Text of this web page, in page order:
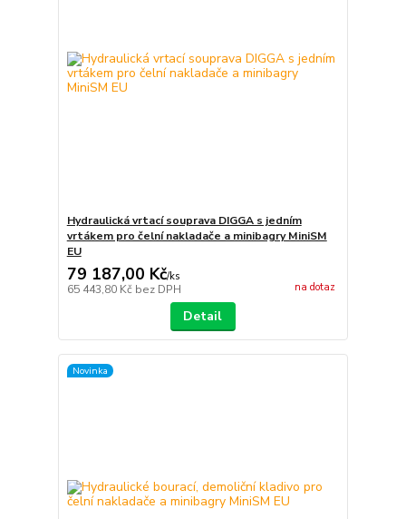
Hydraulická vrtací souprava DIGGA s jedním
vrtákem pro čelní nakladače a minibagry MiniSM
EU
79 187,00 Kč/ks
65 443,80 Kč bez DPH na dotaz
Detail
Novinka